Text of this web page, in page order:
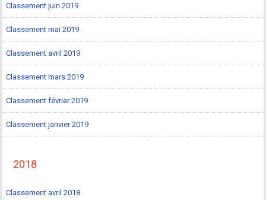
Classement juin 2019
Classement mai 2019
Classement avril 2019
Classement mars 2019
Classement février 2019
Classement janvier 2019
2018
Classement avril 2018